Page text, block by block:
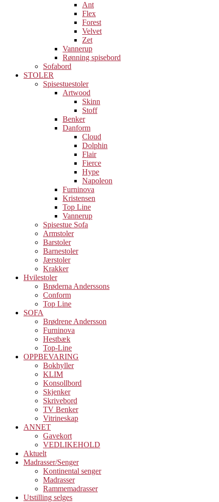
Ant
Flex
Forest
Velvet
Zet
Vannerup
Rønning spisebord
Sofabord
STOLER
Spisestuestoler
Artwood
Skinn
Stoff
Benker
Danform
Cloud
Dolphin
Flair
Fierce
Hype
Napoleon
Furninova
Kristensen
Top Line
Vannerup
Spisestue Sofa
Armstoler
Barstoler
Barnestoler
Jærstoler
Krakker
Hvilestoler
Brøderna Anderssons
Conform
Top Line
SOFA
Brødrene Andersson
Furninova
Hestbæk
Top-Line
OPPBEVARING
Bokhyller
KLIM
Konsollbord
Skjenker
Skrivebord
TV Benker
Vitrineskap
ANNET
Gavekort
VEDLIKEHOLD
Aktuelt
Madrasser/Senger
Kontinental senger
Madrasser
Rammemadrasser
Utstilling selges